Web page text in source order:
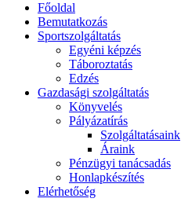
Főoldal
Bemutatkozás
Sportszolgáltatás
Egyéni képzés
Táboroztatás
Edzés
Gazdasági szolgáltatás
Könyvelés
Pályázatírás
Szolgáltatásaink
Áraink
Pénzügyi tanácsadás
Honlapkészítés
Elérhetőség